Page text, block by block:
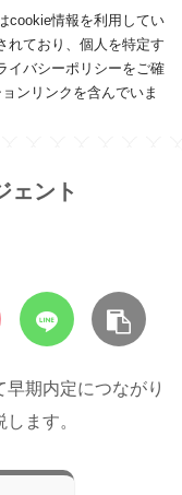
cookie情報を利用してい
れており、個人を特定す
イバシーポリシーをご確
ンリンクを含んでいま
ェント
期内定につながり
ます。